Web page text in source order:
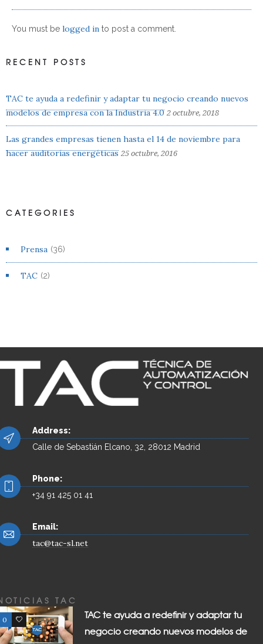
You must be logged in to post a comment.
RECENT POSTS
TAC te ayuda a redefinir y adaptar tu negocio creando nuevos
modelos de empresa con la Industria 4.0 2 octubre, 2018
Las grandes empresas tienen hasta el 14 de noviembre para
hacer auditorías energéticas 25 octubre, 2016
CATEGORIES
Prensa (36)
TAC (2)
Address:
Calle de Sebastián Elcano, 32, 28012 Madrid
Phone:
+34 91 425 01 41
Email:
tac@tac-sl.net
TAC
0 0
TAC te ayuda a redefinir y adaptar tu
negocio creando nuevos modelos de